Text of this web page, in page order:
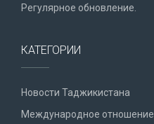
Регулярное обновление.
КАТЕГОРИИ
Новости Таджикистана
Международное отношение